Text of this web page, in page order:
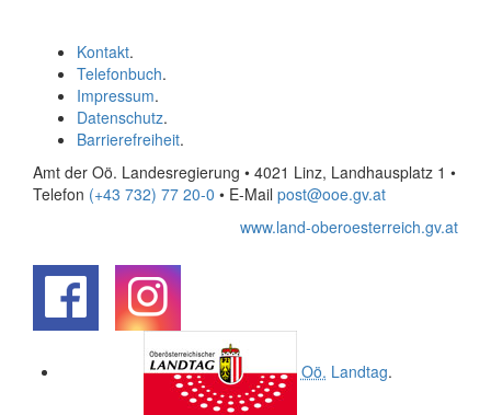
Kontakt.
Telefonbuch.
Impressum.
Datenschutz.
Barrierefreiheit.
Amt der Oö. Landesregierung • 4021 Linz, Landhausplatz 1 •
Telefon (+43 732) 77 20-0 • E-Mail post@ooe.gv.at
www.land-oberoesterreich.gv.at
Oö. Landtag.